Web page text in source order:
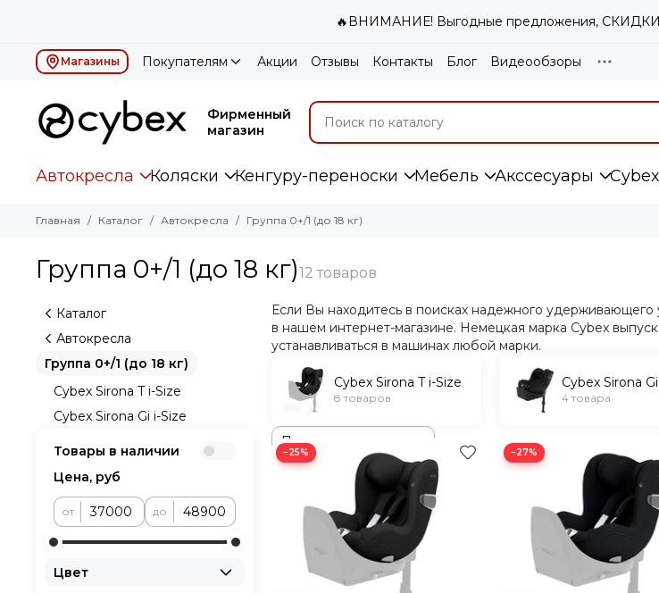
🔥ВНИМАНИЕ! Выгодные предложения,
Магазины Покупателям Акции Отзывы Контакты Блог Видеообзоры
Фирменный
магазин
Автокресла Коляски Кенгуру-переноски Мебель Акссесуары
Главная Каталог Автокресла Группа 0+/1 (до 18 кг)
Группа 0+/1 (до 18 кг)
Если Вы находитесь в поисках надежного
в нашем интернет-магазине. Немецкая марка Cybex
устанавливаться в машинах любой марки.
Cybex Sirona T i-Size
8 товаров
Cybex Sirona
4 товара
−25% −27%
Каталог
Автокресла
Группа 0+/1 (до 18 кг)
Cybex Sirona T i-Size
Cybex Sirona Gi i-Size
Товары в наличии
Цена, руб
от до
Цвет